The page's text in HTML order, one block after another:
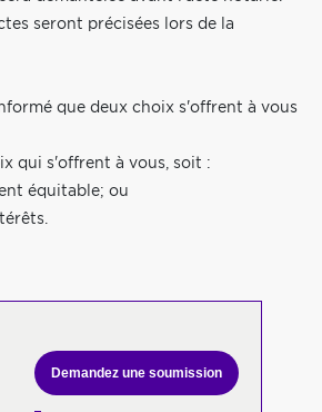
seront précisées lors de la
que deux choix s'offrent à vous
qui s'offrent à vous, soit :
équitable; ou
Demandez une soumission